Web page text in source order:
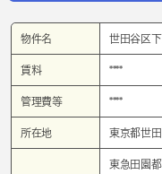
物件名 世田谷区
賃料 ****
管理費等 ****
所在地 東京都世
東急田園